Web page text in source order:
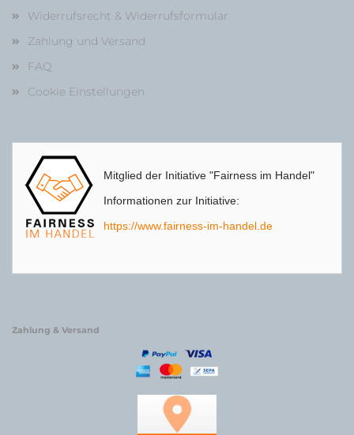
Widerrufsrecht & Widerrufsformular
Zahlung und Versand
FAQ
Cookie Einstellungen
Mitglied der Initiative "Fairness im Handel"
Informationen zur Initiative:
https://www.fairness-im-handel.de
Zahlung & Versand